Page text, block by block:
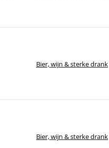
Bier, wijn & sterke drank
Bier, wijn & sterke drank